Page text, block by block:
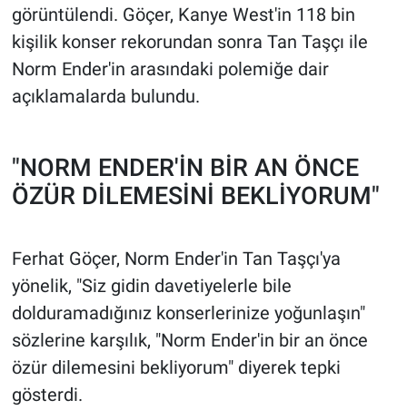
görüntülendi. Göçer, Kanye West'in 118 bin
kişilik konser rekorundan sonra Tan Taşçı ile
Norm Ender'in arasındaki polemiğe dair
açıklamalarda bulundu.
"NORM ENDER'İN BİR AN ÖNCE
ÖZÜR DİLEMESİNİ BEKLİYORUM"
Ferhat Göçer, Norm Ender'in Tan Taşçı'ya
yönelik, "Siz gidin davetiyelerle bile
dolduramadığınız konserlerinize yoğunlaşın"
sözlerine karşılık, "Norm Ender'in bir an önce
özür dilemesini bekliyorum" diyerek tepki
gösterdi.